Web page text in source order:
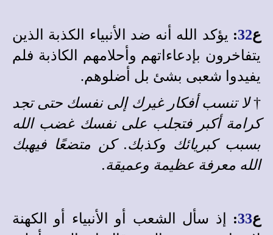
ع32
: يؤكد الله أنه ضد الأنبياء الكذبة الذين
يتفاخرون بإدعاءاتهم وأحلامهم الكاذبة فلم
يفيدوا شعبى بشئ بل أضلوهم.
†لا تنسب أفكار غيرك إلى نفسك حتى تجد
كرامة أكبر فتجلب على نفسك غضب الله
بسبب كبريائك وكذبك. كن متضعًا فيهبك
الله معرفة عظيمة وعميقة.
ع33
:
إذ سأل الشعب أو الأنبياء أو الكهنة